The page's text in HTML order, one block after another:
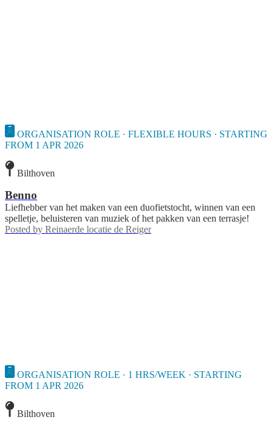
ORGANISATION ROLE · FLEXIBLE HOURS · STARTING
FROM 1 APR 2026
Bilthoven
Benno
Liefhebber van het maken van een duofietstocht, winnen van een
spelletje, beluisteren van muziek of het pakken van een terrasje!
Posted by Reinaerde locatie de Reiger
ORGANISATION ROLE · 1 HRS/WEEK · STARTING
FROM 1 APR 2026
Bilthoven